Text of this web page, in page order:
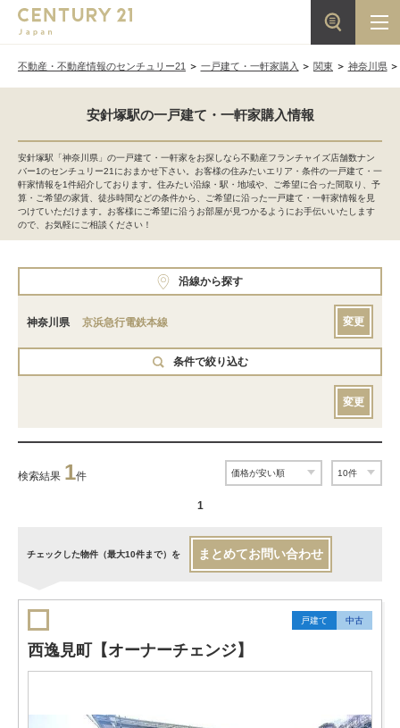
不動産・不動産情報のセンチュリー21 一戸建て・一軒家購入 関東 神奈川県
安針塚駅の一戸建て・一軒家購入情報
安針塚駅「神奈川県」の一戸建て・一軒家をお探しなら不動産フランチャイズ店舗数ナン
バー1のセンチュリー21におまかせ下さい。お客様の住みたいエリア・条件の一戸建て・一
軒家情報を1件紹介しております。住みたい沿線・駅・地域や、ご希望に合った間取り、予
算・ご希望の家賃、徒歩時間などの条件から、ご希望に沿った一戸建て・一軒家情報を見
つけていただけます。お客様にご希望に沿うお部屋が見つかるようにお手伝いいたします
ので、お気軽にご相談ください！
沿線から探す
神奈川県 京浜急行電鉄本線 変更
条件で絞り込む
変更
検索結果 1件
1
チェックした物件（最大10件まで）を まとめてお問い合わせ
戸建て 中古
西逸見町【オーナーチェンジ】